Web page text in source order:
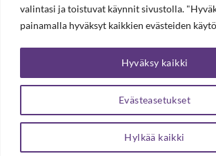
valintasi ja toistuvat käynnit sivustolla.
painamalla hyväksyt kaikkien evästeiden
Evästeasetukset
Hylkää kaikki
Hyväksy kaikki
SUBSCRIBE OUR NEWSLETTER TO
DISCOUNT.
SUBSCRIBE OUR NEWSLETTER
Copyright 2026 ©